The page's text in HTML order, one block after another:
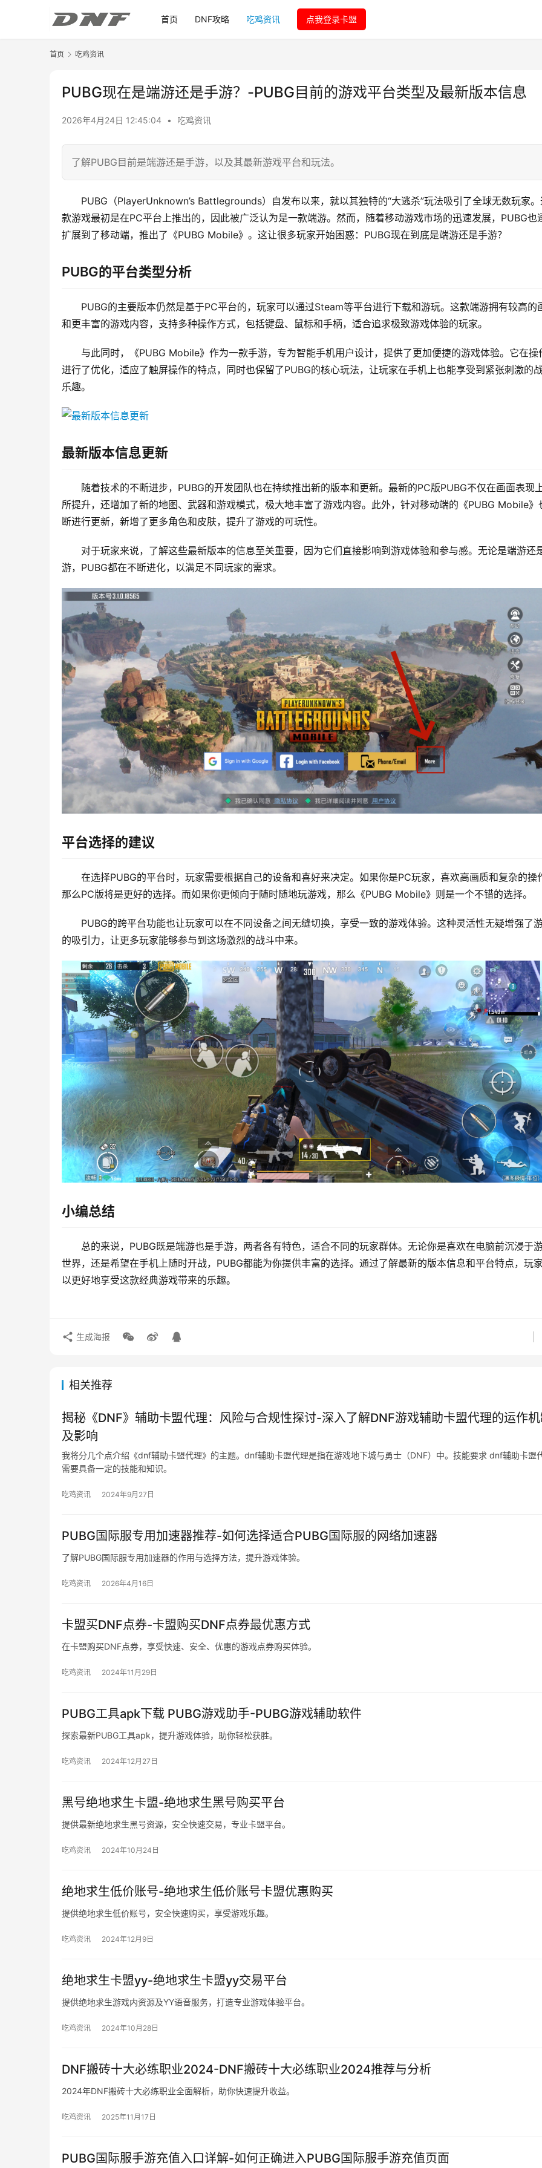
首页 DNF攻略 吃鸡资讯 点我登录卡盟
首页 吃鸡资讯
PUBG现在是端游还是手游？-PUBG目前的游戏平台类型及最新版本信息
2026年4月24日 12:45:04 • 吃鸡资讯
了解PUBG目前是端游还是手游，以及其最新游戏平台和玩法。
PUBG（PlayerUnknown’s Battlegrounds）自发布以来，就以其独特的“大逃杀”玩法吸引了全球无数玩家
款游戏最初是在PC平台上推出的，因此被广泛认为是一款端游。然而，随着移动游戏市场的迅速发展，PUBG也
扩展到了移动端，推出了《PUBG Mobile》。这让很多玩家开始困惑：PUBG现在到底是端游还是手游？
PUBG的平台类型分析
PUBG的主要版本仍然是基于PC平台的，玩家可以通过Steam等平台进行下载和游玩。这款端游拥有较高的
和更丰富的游戏内容，支持多种操作方式，包括键盘、鼠标和手柄，适合追求极致游戏体验的玩家。
与此同时，《PUBG Mobile》作为一款手游，专为智能手机用户设计，提供了更加便捷的游戏体验。它在操
进行了优化，适应了触屏操作的特点，同时也保留了PUBG的核心玩法，让玩家在手机上也能享受到紧张刺激的
乐趣。
最新版本信息更新
随着技术的不断进步，PUBG的开发团队也在持续推出新的版本和更新。最新的PC版PUBG不仅在画面表现
所提升，还增加了新的地图、武器和游戏模式，极大地丰富了游戏内容。此外，针对移动端的《PUBG Mobile》
断进行更新，新增了更多角色和皮肤，提升了游戏的可玩性。
对于玩家来说，了解这些最新版本的信息至关重要，因为它们直接影响到游戏体验和参与感。无论是端游还
游，PUBG都在不断进化，以满足不同玩家的需求。
平台选择的建议
在选择PUBG的平台时，玩家需要根据自己的设备和喜好来决定。如果你是PC玩家，喜欢高画质和复杂的操
那么PC版将是更好的选择。而如果你更倾向于随时随地玩游戏，那么《PUBG Mobile》则是一个不错的选择。
PUBG的跨平台功能也让玩家可以在不同设备之间无缝切换，享受一致的游戏体验。这种灵活性无疑增强了
的吸引力，让更多玩家能够参与到这场激烈的战斗中来。
小编总结
总的来说，PUBG既是端游也是手游，两者各有特色，适合不同的玩家群体。无论你是喜欢在电脑前沉浸于
世界，还是希望在手机上随时开战，PUBG都能为你提供丰富的选择。通过了解最新的版本信息和平台特点，玩
以更好地享受这款经典游戏带来的乐趣。
生成海报
相关推荐
揭秘《DNF》辅助卡盟代理：风险与合规性探讨-深入了解DNF游戏辅助卡盟代理的运作
及影响
我将分几个点介绍《dnf辅助卡盟代理》的主题。dnf辅助卡盟代理是指在游戏地下城与勇士（DNF）中。技能要求 dnf辅助卡盟
需要具备一定的技能和知识。
吃鸡资讯 2024年9月27日
PUBG国际服专用加速器推荐-如何选择适合PUBG国际服的网络加速器
了解PUBG国际服专用加速器的作用与选择方法，提升游戏体验。
吃鸡资讯 2026年4月16日
卡盟买DNF点券-卡盟购买DNF点券最优惠方式
在卡盟购买DNF点券，享受快速、安全、优惠的游戏点券购买体验。
吃鸡资讯 2024年11月29日
PUBG工具apk下载 PUBG游戏助手-PUBG游戏辅助软件
探索最新PUBG工具apk，提升游戏体验，助你轻松获胜。
吃鸡资讯 2024年12月27日
黑号绝地求生卡盟-绝地求生黑号购买平台
提供最新绝地求生黑号资源，安全快速交易，专业卡盟平台。
吃鸡资讯 2024年10月24日
绝地求生低价账号-绝地求生低价账号卡盟优惠购买
提供绝地求生低价账号，安全快速购买，享受游戏乐趣。
吃鸡资讯 2024年12月9日
绝地求生卡盟yy-绝地求生卡盟yy交易平台
提供绝地求生游戏内资源及YY语音服务，打造专业游戏体验平台。
吃鸡资讯 2024年10月28日
DNF搬砖十大必练职业2024-DNF搬砖十大必练职业2024推荐与分析
2024年DNF搬砖十大必练职业全面解析，助你快速提升收益。
吃鸡资讯 2025年11月17日
PUBG国际服手游充值入口详解-如何正确进入PUBG国际服手游充值页面